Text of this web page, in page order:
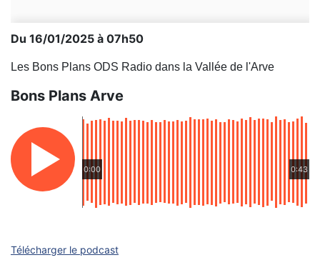
Du 16/01/2025 à 07h50
Les Bons Plans ODS Radio dans la Vallée de l'Arve
Bons Plans Arve
0:00 0:43
Télécharger le podcast